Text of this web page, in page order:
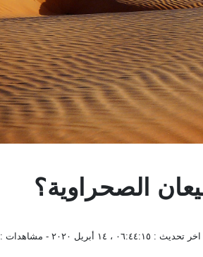
الصحراوية؟
اخر تحديث : ٠٦:٤٤:١٥ ، ١٤ أبريل ٢٠٢٠ - مشاهدات :